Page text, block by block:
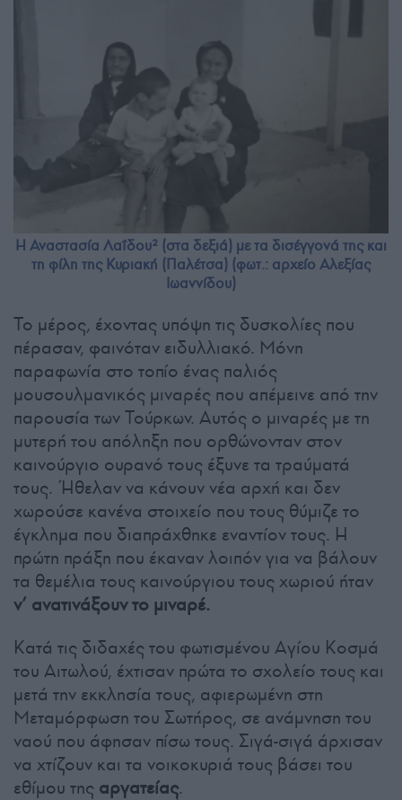
Η Αναστασία Λαΐδου² (στα δεξιά) με τα δισέγγονά της και
τη φίλη της Κυριακή (Παλέτσα) (φωτ.: αρχείο Αλεξίας
Ιωαννίδου)
Το μέρος, έχοντας υπόψη τις δυσκολίες που
πέρασαν, φαινόταν ειδυλλιακό. Μόνη
παραφωνία στο τοπίο ένας παλιός
μουσουλμανικός μιναρές που απέμεινε από την
παρουσία των Τούρκων. Αυτός ο μιναρές με τη
μυτερή του απόληξη που ορθώνονταν στον
καινούργιο ουρανό τους έξυνε τα τραύματά
τους. Ήθελαν να κάνουν νέα αρχή και δεν
χωρούσε κανένα στοιχείο που τους θύμιζε το
έγκλημα που διαπράχθηκε εναντίον τους. Η
πρώτη πράξη που έκαναν λοιπόν για να βάλουν
τα θεμέλια τους καινούργιου τους χωριού ήταν
ν’ ανατινάξουν το μιναρέ.
Κατά τις διδαχές του φωτισμένου Αγίου Κοσμά
του Αιτωλού, έχτισαν πρώτα το σχολείο τους και
μετά την εκκλησία τους, αφιερωμένη στη
Μεταμόρφωση του Σωτήρος, σε ανάμνηση του
ναού που άφησαν πίσω τους. Σιγά-σιγά άρχισαν
να χτίζουν και τα νοικοκυριά τους βάσει του
εθίμου της αργατείας.